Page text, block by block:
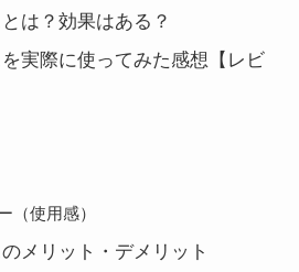
は？効果はある？
実際に使ってみた感想【レビ
（使用感）
メリット・デメリット